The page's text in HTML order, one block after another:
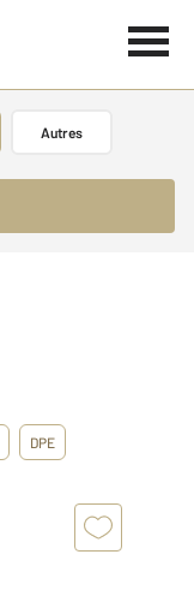
Autres
DPE